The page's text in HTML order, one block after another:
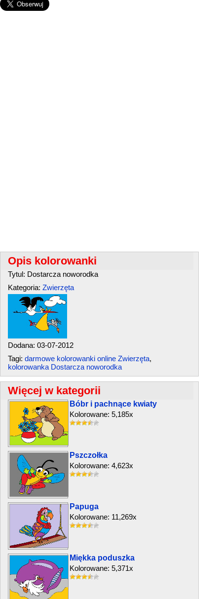
Opis kolorowanki
Tytul: Dostarcza noworodka
Kategoria: Zwierzęta
Dodana: 03-07-2012
Tagi: darmowe kolorowanki online Zwierzęta,
kolorowanka Dostarcza noworodka
Więcej w kategorii
Bóbr i pachnące kwiaty
Kolorowane: 5,185x
Pszczołka
Kolorowane: 4,623x
Papuga
Kolorowane: 11,269x
Miękka poduszka
Kolorowane: 5,371x